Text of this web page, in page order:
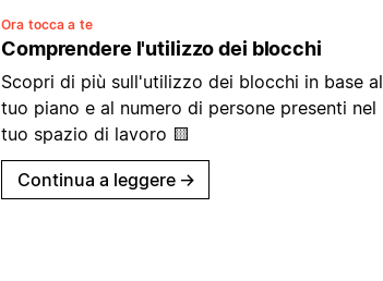
Ora tocca a te
Comprendere l'utilizzo dei blocchi
Scopri di più sull'utilizzo dei blocchi in base al
tuo piano e al numero di persone presenti nel
tuo spazio di lavoro 🟨
Continua a leggere →